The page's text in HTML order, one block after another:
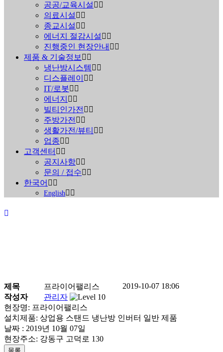
공공/교육시설
의료시설
종교시설
에너지 절감시설
진행중인 현장안내
제품 & 기술정보
냉난방시스템
디스플레이
IT/로봇
에너지
빌티인가전
주방가전
생활가전/뷰티
업종
고객센터
공지사항
문의 / 접수
한국어
English
진행중인 현장안내
Home>진행중인 현장안내
제목 프라이어팰리스
2019-10-07 18:06
작성자
관리자
현장명: 프라이어팰리스
설치제품: 상업용 스탠드 냉난방 인버터 일반 제품
날짜 : 2019년 10월 07일
현장주소: 강동구 고덕로 130
목록